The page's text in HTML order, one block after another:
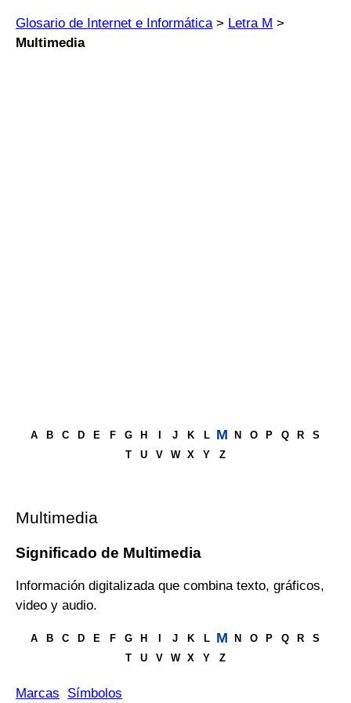
Glosario de Internet e Informática> Letra M >
Multimedia
A B C D E F G H J K L M N O P Q R
S
T
U V W X Y Z
Multimedia
Significado de Multimedia
Información digitalizada que combina texto, gráficos,
video y audio.
A B C D E F G H J K L M N O P Q R
S
T
U V W X Y Z
Marcas Símbolos